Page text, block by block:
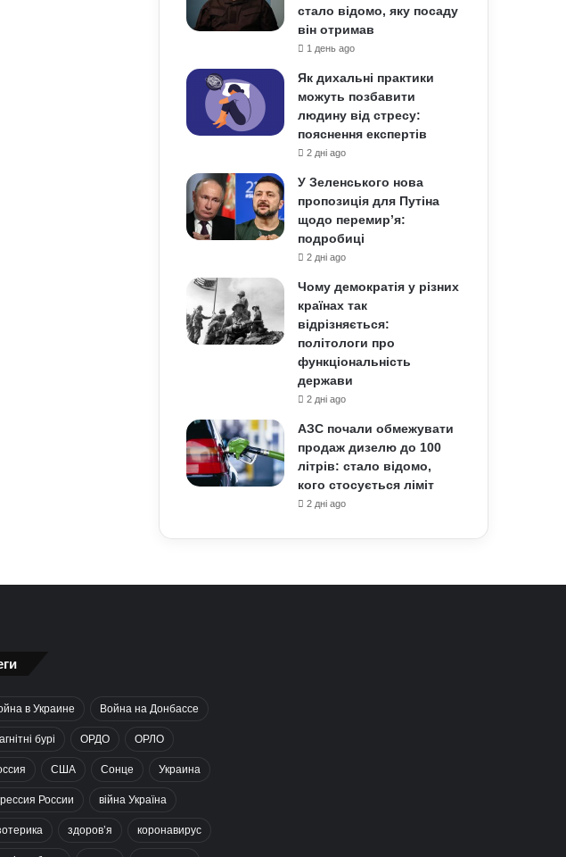
стало відомо, яку посаду
він отримав
1 день ago
Як дихальні практики
можуть позбавити
людину від стресу:
пояснення експертів
2 дні ago
У Зеленського нова
пропозиція для Путіна
щодо перемир’я:
подробиці
2 дні ago
Чому демократія у різних
країнах так
відрізняється:
політологи про
функціональність
держави
2 дні ago
АЗС почали обмежувати
продаж дизелю до 100
літрів: стало відомо,
кого стосується ліміт
2 дні ago
в Украине Война на Донбассе
бурі ОРДО ОРЛО
США Сонце Украина
России війна Україна
здоров’я коронавирус